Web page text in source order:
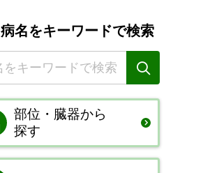
病名をキーワードで検索
部位・臓器から
探す